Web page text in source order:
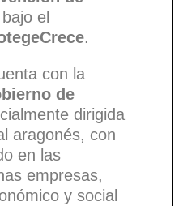
bajo el
.
con la
de
dirigida
aragonés, con
en las
empresas,
y social